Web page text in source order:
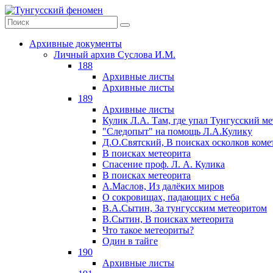
Архивные документы
Личный архив Суслова И.М.
188
Архивные листы
Архивные листы
189
Архивные листы
Кулик Л.А. Там, где упал Тунгусский
"Следопыт" на помощь Л.А.Кулику
Д.О.Святский, В поисках осколков
В поисках метеорита
Спасение проф. Л. А. Кулика
В поисках метеорита
А.Маслов, Из далёких миров
О сокровищах, падающих с неба
В.А.Сытин, За тунгусским метеоритом
В.Сытин, В поисках метеорита
Что такое метеориты?
Один в тайге
190
Архивные листы